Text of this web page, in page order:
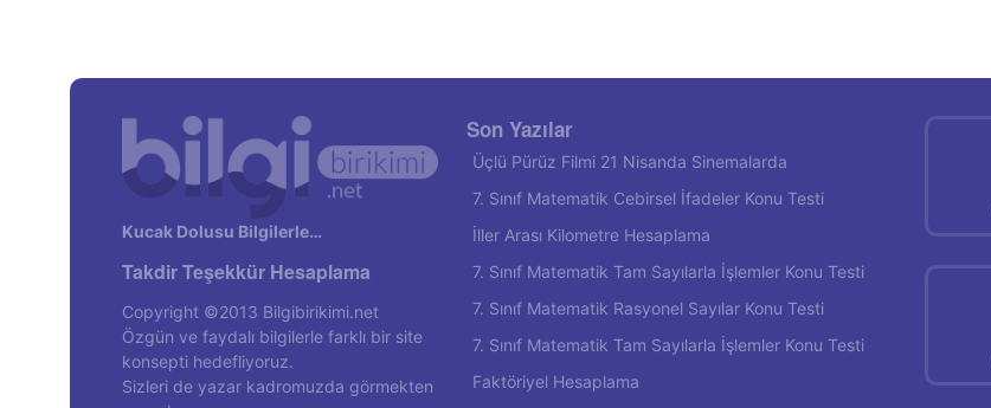
Kucak Dolusu Bilgilerle…
Takdir Teşekkür Hesaplama
Copyright ©2013 Bilgibirikimi.net
Özgün ve faydalı bilgilerle farklı bir site
konsepti hedefliyoruz.
Sizleri de yazar kadromuzda görmekten
Son Yazılar
Üçlü Pürüz Filmi 21 Nisanda Sinemalarda
7. Sınıf Matematik Cebirsel İfadeler Konu Testi
İller Arası Kilometre Hesaplama
7. Sınıf Matematik Tam Sayılarla İşlemler Konu Testi
7. Sınıf Matematik Rasyonel Sayılar Konu Testi
7. Sınıf Matematik Tam Sayılarla İşlemler Konu Testi
Faktöriyel Hesaplama